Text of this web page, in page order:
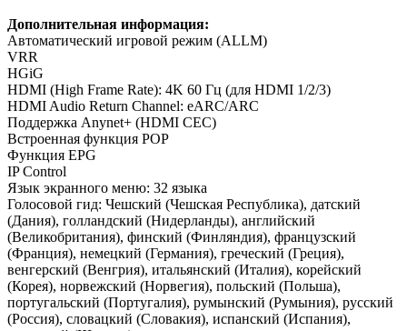
Дополнительная информация:
Автоматический игровой режим (ALLM)
VRR
HGiG
HDMI (High Frame Rate): 4K 60 Гц (для HDMI 1/2/3)
HDMI Audio Return Channel: eARC/ARC
Поддержка Anynet+ (HDMI CEC)
Встроенная функция POP
Функция EPG
IP Control
Язык экранного меню: 32 языка
Голосовой гид: Чешский (Чешская Республика), датский
(Дания), голландский (Нидерланды), английский
(Великобритания), финский (Финляндия), французский
(Франция), немецкий (Германия), греческий (Греция),
венгерский (Венгрия), итальянский (Италия), корейский
(Корея), норвежский (Норвегия), польский (Польша),
португальский (Португалия), румынский (Румыния), русский
(Россия), словацкий (Словакия), испанский (Испания),